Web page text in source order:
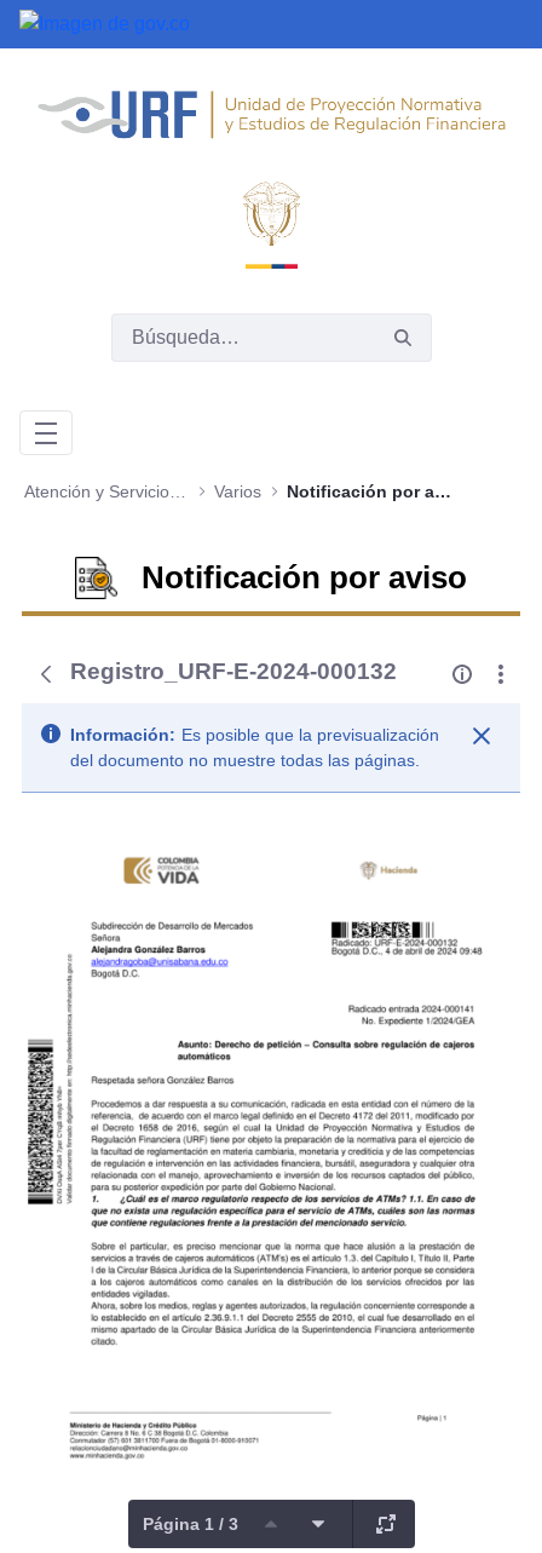
Saltar al contenido principal
Atención y Servicios a la Ciudadanía Varios Notificación por aviso
Notificación por aviso
Registro_URF-E-2024-000132
Información: Es posible que la previsualización
del documento no muestre todas las páginas.
Página 1 / 3